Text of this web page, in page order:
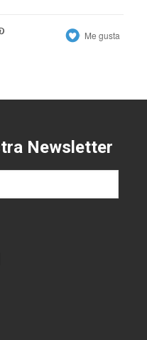
Me gusta
Newsletter